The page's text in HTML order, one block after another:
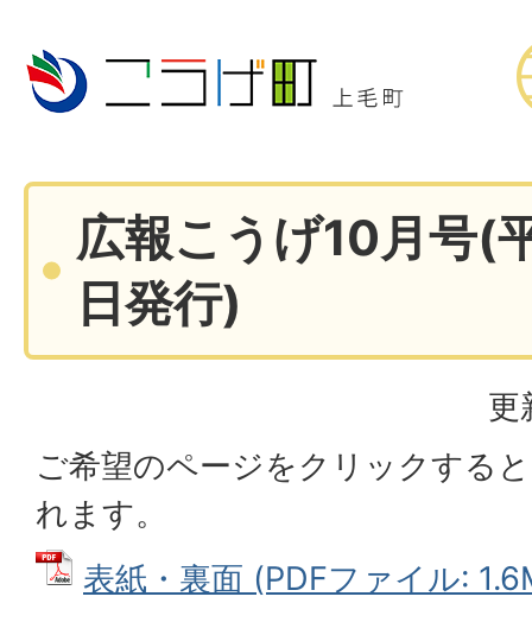
広報こうげ10月号(
日発行)
更
ご希望のページをクリックする
れます。
表紙・裏面 (PDFファイル: